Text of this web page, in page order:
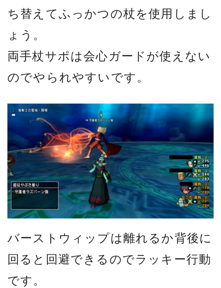
ち替えてふっかつの杖を使用しまし
ょう。
両手杖サポは会心ガードが使えない
のでやられやすいです。
バーストウィップは離れるか背後に
回ると回避できるのでラッキー行動
です。